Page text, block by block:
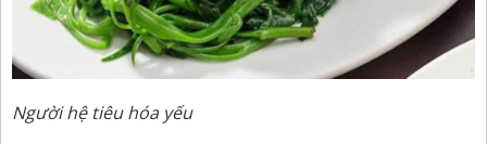
Người hệ tiêu hóa yếu